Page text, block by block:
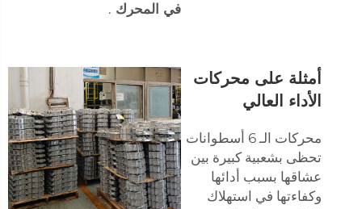
في المحرك .
أمثلة على محركات
الأداء العالي
محركات الـ 6 أسطوانات
تحظى بشعبية كبيرة بين
عشاقها بسبب أدائها
وكفاءتها في استهلاك